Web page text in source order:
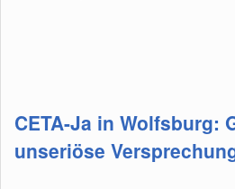
CETA-Ja in Wolfsburg:
unseriöse